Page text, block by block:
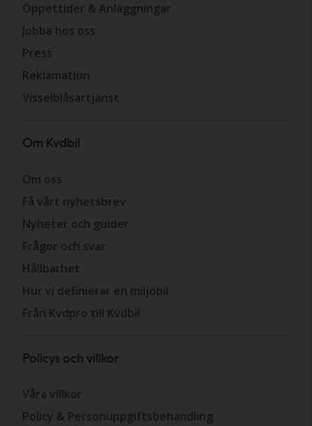
Öppettider & Anläggningar
Jobba hos oss
Press
Reklamation
Visselblåsartjänst
Om Kvdbil
Om oss
Få vårt nyhetsbrev
Nyheter och guider
Frågor och svar
Hållbarhet
Hur vi definierar en miljöbil
Från Kvdpro till Kvdbil
Policys och villkor
Våra villkor
Policy & Personuppgiftsbehandling